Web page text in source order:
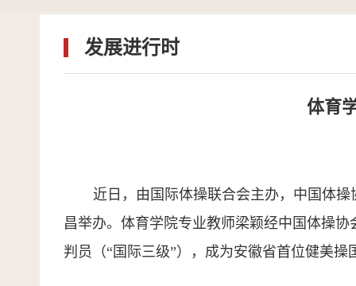
发展进行时
体育
近日，由国际体操联合会主办，中国体
昌举办。体育学院专业教师梁颖经中国体操
判员（“国际三级”），成为安徽省首位健美